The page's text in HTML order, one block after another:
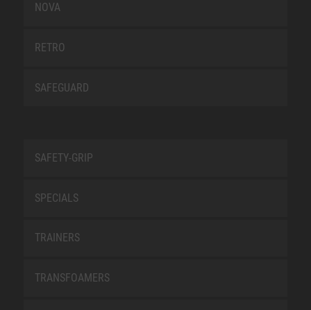
NOVA
RETRO
SAFEGUARD
SAFETY-GRIP
SPECIALS
TRAINERS
TRANSFOAMERS